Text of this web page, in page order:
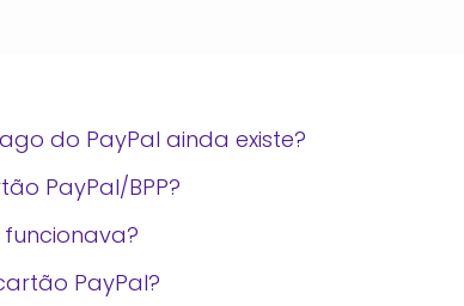
do PayPal ainda existe?
PayPal/BPP?
PayPal?